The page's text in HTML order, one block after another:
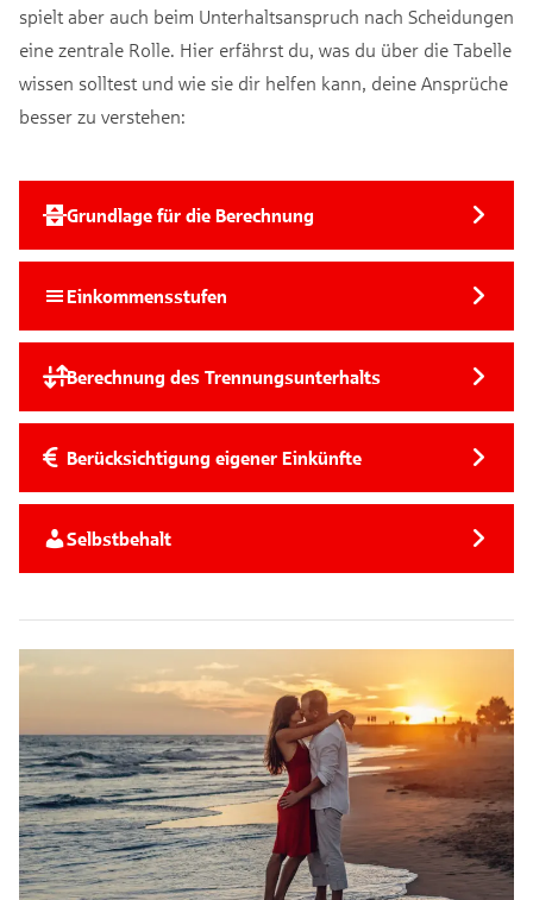
spielt aber auch beim Unterhaltsanspruch nach Scheidungen
eine zentrale Rolle. Hier erfährst du, was du über die Tabelle
wissen solltest und wie sie dir helfen kann, deine Ansprüche
besser zu verstehen:
Grundlage für die Berechnung
Einkommensstufen
Berechnung des Trennungsunterhalts
Berücksichtigung eigener Einkünfte
Selbstbehalt